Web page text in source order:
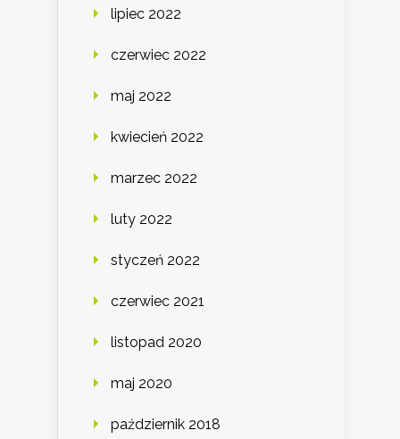
lipiec 2022
czerwiec 2022
maj 2022
kwiecień 2022
marzec 2022
luty 2022
styczeń 2022
czerwiec 2021
listopad 2020
maj 2020
październik 2018